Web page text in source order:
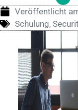
Veröffentlicht
Schulung,